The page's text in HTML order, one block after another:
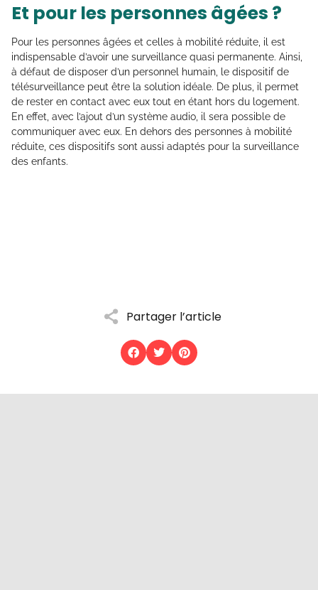
Partager l’article
Et pour les personnes âgées ?
Pour les personnes âgées et celles à mobilité réduite, il est
indispensable d’avoir une surveillance quasi permanente. Ainsi,
à défaut de disposer d’un personnel humain, le dispositif de
télésurveillance peut être la solution idéale. De plus, il permet
de rester en contact avec eux tout en étant hors du logement.
En effet, avec l’ajout d’un système audio, il sera possible de
communiquer avec eux. En dehors des personnes à mobilité
réduite, ces dispositifs sont aussi adaptés pour la surveillance
des enfants.